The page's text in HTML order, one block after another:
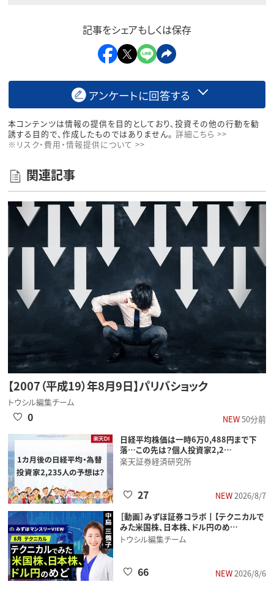
記事をシェアもしくは保存
アンケートに回答する
本コンテンツは情報の提供を目的としており、投資その他の行動を勧
誘する目的で、作成したものではありません。 詳細こちら >>
※リスク・費用・情報提供について >>
関連記事
【2007（平成19）年8月9日】パリバショック
トウシル編集チーム
NEW50分前
0
日経平均株価は一時6万0,488円まで下
落…この先は？個人投資家2,2…
楽天証券経済研究所
NEW2026/8/7
27
［動画］みずほ証券コラボ┃【テクニカルで
みた米国株、日本株、ドル円のめ…
トウシル編集チーム
NEW2026/8/6
66